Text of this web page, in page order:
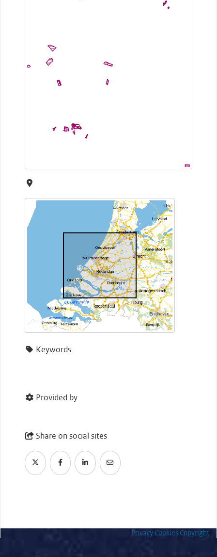
Keywords
Provided by
Share on social sites
Privacy Cookies Copyright